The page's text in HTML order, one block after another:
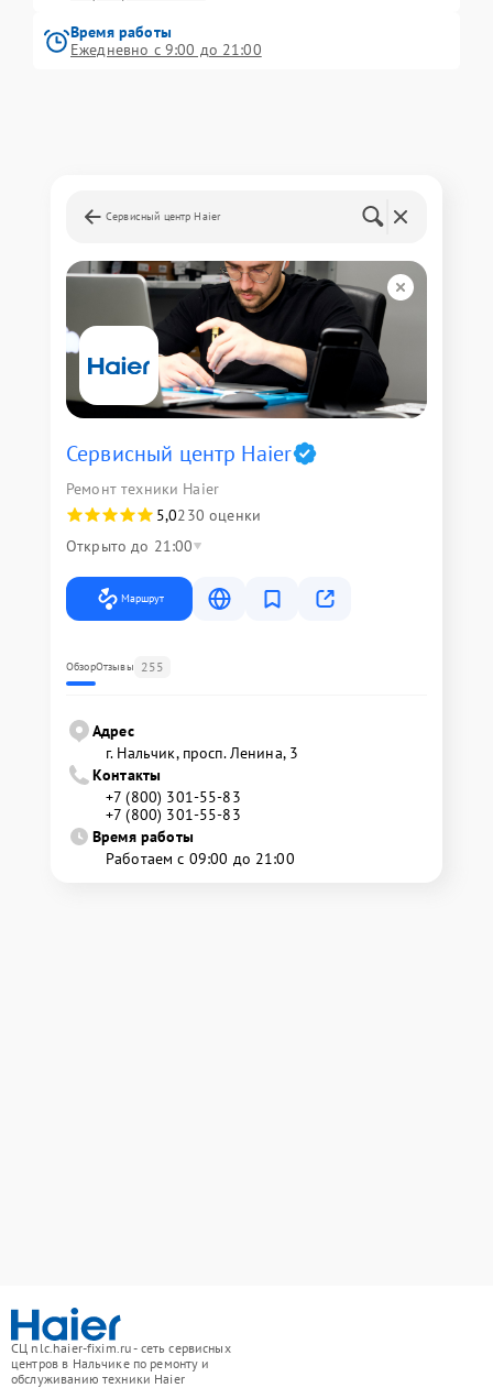
Время работы
Ежедневно с 9:00 до 21:00
Сервисный центр Haier
Сервисный центр Haier
Ремонт техники Haier
5,0230 оценки
Открыто до 21:00
Маршрут
ОбзорОтзывы 255
Адрес
г. Нальчик, просп. Ленина, 3
Контакты
+7 (800) 301-55-83
+7 (800) 301-55-83
Время работы
Работаем с 09:00 до 21:00
СЦ nlc.haier-fixim.ru - сеть сервисных
центров в Нальчике по ремонту и
обслуживанию техники Haier